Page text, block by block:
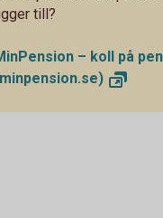
till?
– koll på